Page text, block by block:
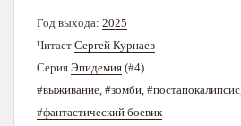
Год выхода: 2025
Читает Сергей Курнаев
Серия Эпидемия (#4)
#выживание #зомби #постапокалипсис
#фантастический боевик